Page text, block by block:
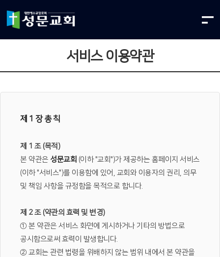
서비스 이용약관
제 1 장 총 칙
제 1 조 (목적)
본 약관은 성문교회 (이하 "교회")가 제공하는 홈페이지 서비스
(이하 "서비스")를 이용함에 있어, 교회와 이용자의 권리, 의무
및 책임 사항을 규정함을 목적으로 합니다.
제 2 조 (약관의 효력 및 변경)
① 본 약관은 서비스 화면에 게시하거나 기타의 방법으로
공시함으로써 효력이 발생합니다.
② 교회는 관련 법령을 위배하지 않는 범위 내에서 본 약관을